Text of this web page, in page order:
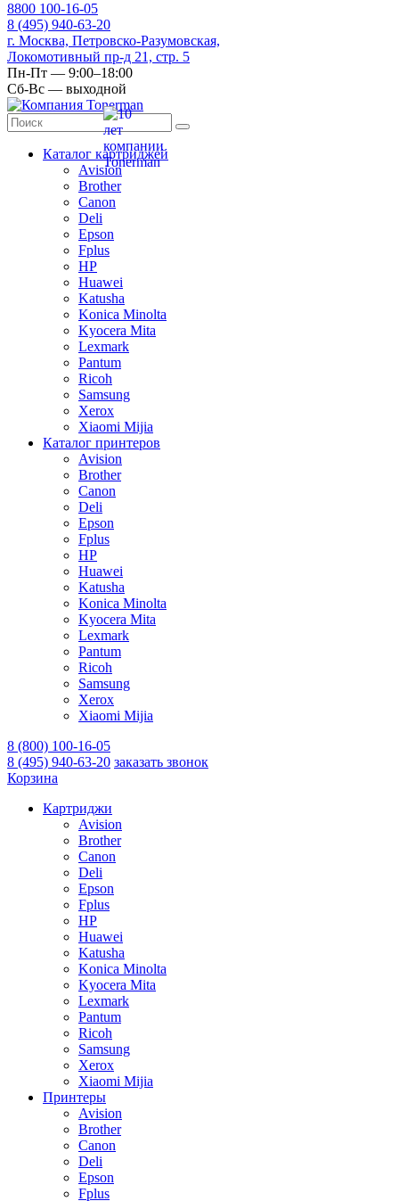
8800 100-16-05
8 (495) 940-63-20
г. Москва, Петровско-Разумовская,
Локомотивный пр-д 21, стр. 5
Пн-Пт — 9:00–18:00
Сб-Вс — выходной
Каталог картриджей
Avision
Brother
Canon
Deli
Epson
Fplus
HP
Huawei
Katusha
Konica Minolta
Kyocera Mita
Lexmark
Pantum
Ricoh
Samsung
Xerox
Xiaomi Mijia
Каталог принтеров
Avision
Brother
Canon
Deli
Epson
Fplus
HP
Huawei
Katusha
Konica Minolta
Kyocera Mita
Lexmark
Pantum
Ricoh
Samsung
Xerox
Xiaomi Mijia
8 (800) 100-16-05
8 (495) 940-63-20 заказать звонок
Корзина
Картриджи
Avision
Brother
Canon
Deli
Epson
Fplus
HP
Huawei
Katusha
Konica Minolta
Kyocera Mita
Lexmark
Pantum
Ricoh
Samsung
Xerox
Xiaomi Mijia
Принтеры
Avision
Brother
Canon
Deli
Epson
Fplus